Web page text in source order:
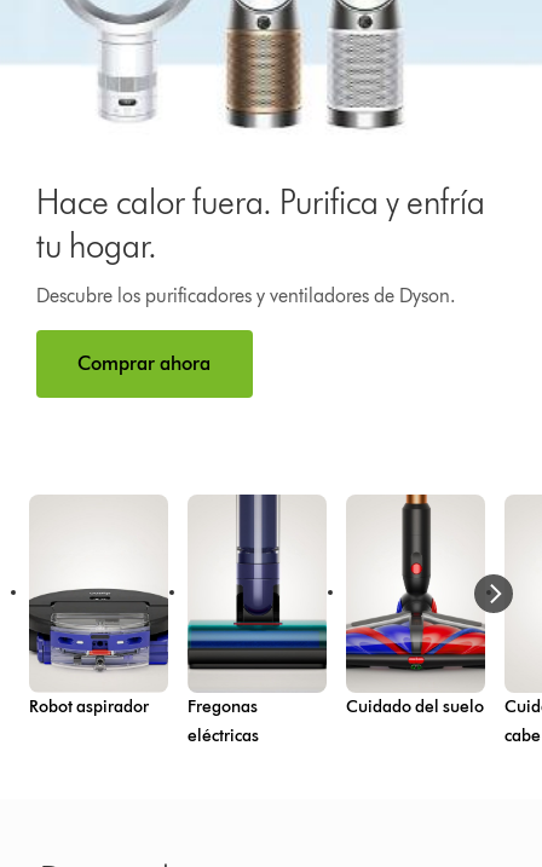
Hace calor fuera. Purifica y enfría
tu hogar.
Descubre los purificadores y ventiladores de Dyson.
Comprar ahora
Robot aspirador
Fregonas
eléctricas
Cuidado del suelo